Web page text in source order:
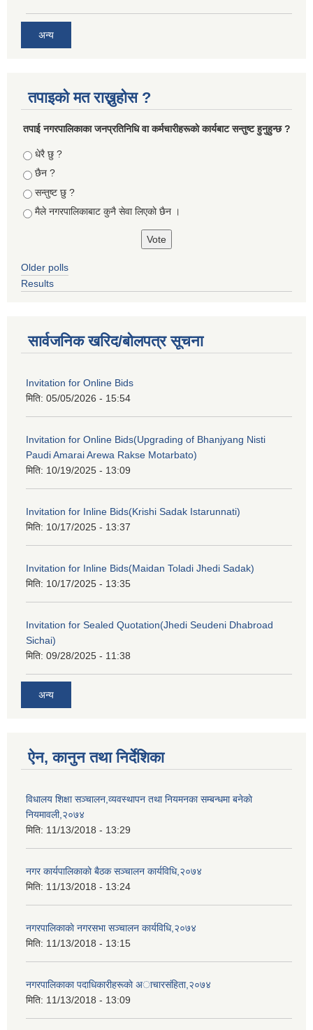
अन्य
तपाइको मत राख्नुहोस ?
तपा‌ई नगरपालिकाका जनप्रतिनिधि वा कर्मचारीहरूकाे कार्यबाट सन्तुष्ट हुनुहुन्छ ?
Choices
धेरै छु ?
छैन ?
सन्तुष्ट छु ?
मैले नगरपालिकाबाट कुनै सेवा लिएकाे छैन ।
Older polls
Results
सार्वजनिक खरिद/बोलपत्र सूचना
Invitation for Online Bids
मिति: 05/05/2026 - 15:54
Invitation for Online Bids(Upgrading of Bhanjyang Nisti
Paudi Amarai Arewa Rakse Motarbato)
मिति: 10/19/2025 - 13:09
Invitation for Inline Bids(Krishi Sadak Istarunnati)
मिति: 10/17/2025 - 13:37
Invitation for Inline Bids(Maidan Toladi Jhedi Sadak)
मिति: 10/17/2025 - 13:35
Invitation for Sealed Quotation(Jhedi Seudeni Dhabroad
Sichai)
मिति: 09/28/2025 - 11:38
अन्य
ऐन, कानुन तथा निर्देशिका
विधालय शिक्षा सञ्चालन,व्यवस्थापन तथा नियमनका सम्बन्धमा बनेकाे
नियमावली,२०७४
मिति: 11/13/2018 - 13:29
नगर कार्यपालिकाकाे बैठक सञ्चालन कार्यविधि,२०७४
मिति: 11/13/2018 - 13:24
नगरपालिकाकाे नगरसभा सञ्चालन कार्यविधि,२०७४
मिति: 11/13/2018 - 13:15
नगरपालिकाका पदाधिकारीहरूकाे अाचारसंहिता,२०७४
मिति: 11/13/2018 - 13:09